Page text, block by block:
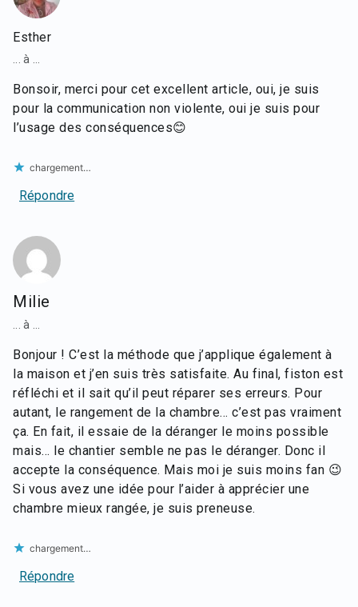
Esther
... à ...
Bonsoir, merci pour cet excellent article, oui, je suis
pour la communication non violente, oui je suis pour
l’usage des conséquences😊
chargement…
Répondre
Milie
... à ...
Bonjour ! C’est la méthode que j’applique également à
la maison et j’en suis très satisfaite. Au final, fiston est
réfléchi et il sait qu’il peut réparer ses erreurs. Pour
autant, le rangement de la chambre… c’est pas vraiment
ça. En fait, il essaie de la déranger le moins possible
mais… le chantier semble ne pas le déranger. Donc il
accepte la conséquence. Mais moi je suis moins fan 😉
Si vous avez une idée pour l’aider à apprécier une
chambre mieux rangée, je suis preneuse.
chargement…
Répondre